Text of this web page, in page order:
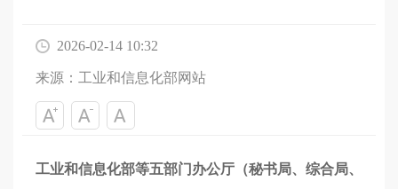
2026-02-14 10:32
来源：工业和信息化部网站
工业和信息化部等五部门办公厅（秘书局、综合局、